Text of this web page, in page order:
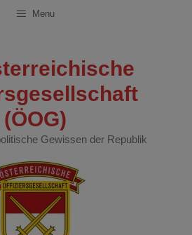
Menu
(ÖOG)
Gewissen der Republik